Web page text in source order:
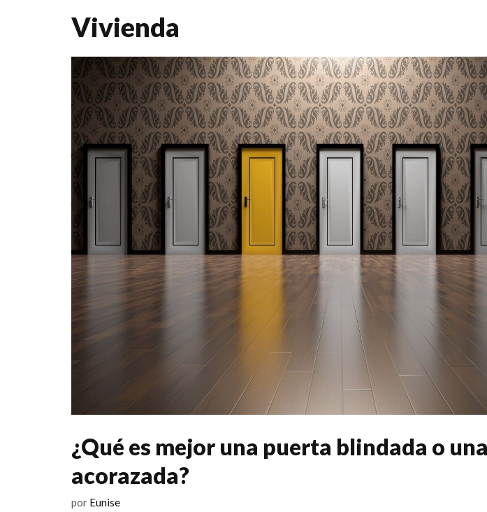
Vivienda
¿Qué es mejor una puerta blindada o una
acorazada?
por Eunise